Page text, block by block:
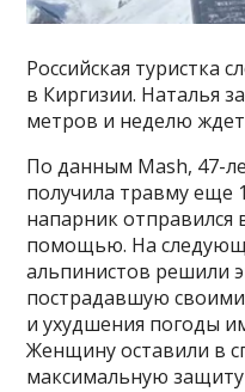
Российская туристка
в Киргизии. Наталья
метров и неделю
По данным Mash, 47-
получила травму еще
напарник отправился
помощью. На
альпинистов решили
пострадавшую своими
и ухудшения погоды
Женщину оставили в
максимальную защиту